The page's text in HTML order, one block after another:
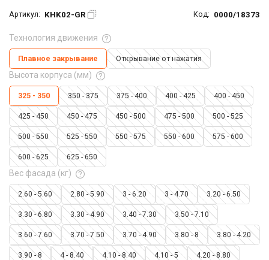
Артикул: KHK02-GR Код: 0000/18373
Технология движения
Плавное закрывание Открывание от нажатия
Высота корпуса (мм)
325 - 350 350 - 375 375 - 400 400 - 425 400 - 450
425 - 450 450 - 475 450 - 500 475 - 500 500 - 525
500 - 550 525 - 550 550 - 575 550 - 600 575 - 600
600 - 625 625 - 650
Вес фасада (кг)
2.60 - 5.60 2.80 - 5.90 3 - 6.20 3 - 4.70 3.20 - 6.50
3.30 - 6.80 3.30 - 4.90 3.40 - 7.30 3.50 - 7.10
3.60 - 7.60 3.70 - 7.50 3.70 - 4.90 3.80 - 8 3.80 - 4.20
3.90 - 8 4 - 8.40 4.10 - 8.40 4.10 - 5 4.20 - 8.80